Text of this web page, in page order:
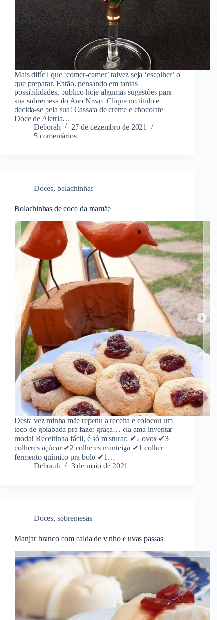
Mais difícil que ‘comer-comer’ talvez seja ‘escolher’ o
que preparar. Então, pensando em tantas
possibilidades, publico hoje algumas sugestões para
sua sobremesa do Ano Novo. Clique no título e
decida-se pela sua! Cassata de creme e chocolate
Doce de Aletria…
Deborah
27 de dezembro de 2021
5 comentários
Doces, bolachinhas
Bolachinhas de coco da mamãe
Desta vez minha mãe repetiu a receita e colocou um
teco de goiabada pra fazer graça… ela ama inventar
moda! Receitinha fácil, é só misturar: ✔2 ovos ✔3
colheres açúcar ✔2 colheres manteiga ✔1 colher
fermento químico pra bolo ✔1…
Deborah
3 de maio de 2021
Doces, sobremesas
Manjar branco com calda de vinho e uvas passas